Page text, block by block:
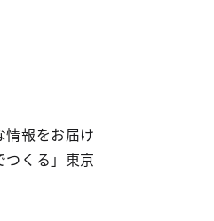
報をお届け
くる」東京